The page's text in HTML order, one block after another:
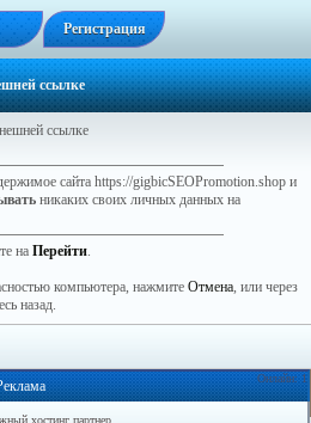
Регистрация
ссылке
ссылке
сайта https://gigbicSEOPromotion.shop и
никаких своих личных данных на
на Перейти.
компьютера, нажмите Отмена, или через
назад.
Онлайн: 1
хостинг партнер